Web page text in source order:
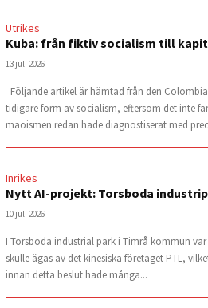
Utrikes
Kuba: från fiktiv socialism till
13 juli 2026
Följande artikel är hämtad från den
tidigare form av socialism, eftersom det inte
maoismen redan hade diagnostiserat med
Inrikes
Nytt AI-projekt: Torsboda
10 juli 2026
I Torsboda industrial park i Timrå kommun
skulle ägas av det kinesiska företaget PTL,
innan detta beslut hade många...